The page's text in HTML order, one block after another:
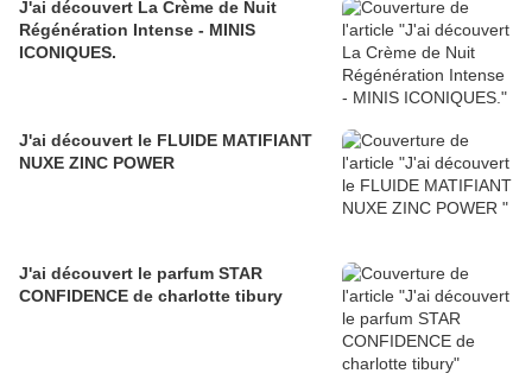
J'ai découvert La Crème de Nuit
Régénération Intense - MINIS
ICONIQUES.
J'ai découvert le FLUIDE MATIFIANT
NUXE ZINC POWER
J'ai découvert le parfum STAR
CONFIDENCE de charlotte tibury